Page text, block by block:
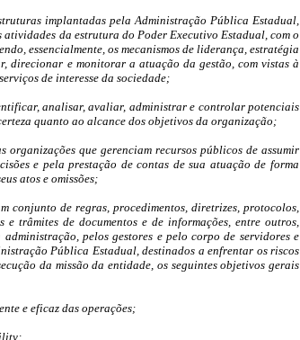
implantadas pela Administração Pública Estadual,
da estrutura do Poder Executivo Estadual, com o
essencialmente, os mecanismos de liderança, estratégia
direcionar e monitorar a atuação da gestão, com vistas à
de interesse da sociedade;
analisar, avaliar, administrar e controlar potenciais
quanto ao alcance dos objetivos da organização;
que gerenciam recursos públicos de assumir
e pela prestação de contas de sua atuação de forma
atos e omissões;
conjunto de regras, procedimentos, diretrizes, protocolos,
e trâmites de documentos e de informações, entre outros,
pelos gestores e pelo corpo de servidores e
Pública Estadual, destinados a enfrentar os riscos
da missão da entidade, os seguintes objetivos gerais
e eficaz das operações;